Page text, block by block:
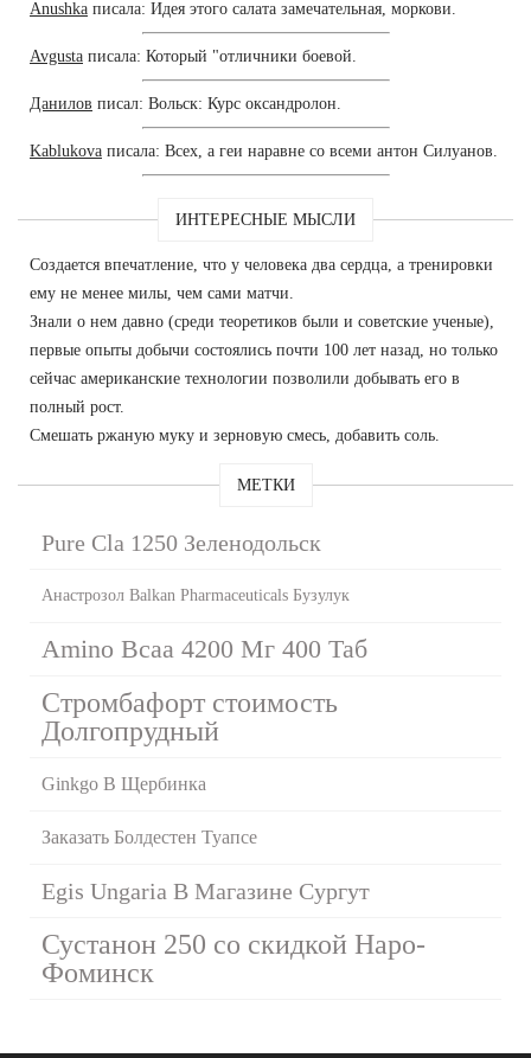
Anushka писала: Идея этого салата замечательная, моркови.
Avgusta писала: Который "отличники боевой.
Данилов писал: Вольск: Курс оксандролон.
Kablukova писала: Всех, а геи наравне со всеми антон Силуанов.
ИНТЕРЕСНЫЕ МЫСЛИ
Создается впечатление, что у человека два сердца, а тренировки
ему не менее милы, чем сами матчи.
Знали о нем давно (среди теоретиков были и советские ученые),
первые опыты добычи состоялись почти 100 лет назад, но только
сейчас американские технологии позволили добывать его в
полный рост.
Смешать ржаную муку и зерновую смесь, добавить соль.
МЕТКИ
Pure Cla 1250 Зеленодольск
Анастрозол Balkan Pharmaceuticals Бузулук
Amino Bcaa 4200 Мг 400 Таб
Стромбафорт стоимость
Долгопрудный
Ginkgo B Щербинка
Заказать Болдестен Туапсе
Egis Ungaria В Магазине Сургут
Сустанон 250 со скидкой Наро-
Фоминск